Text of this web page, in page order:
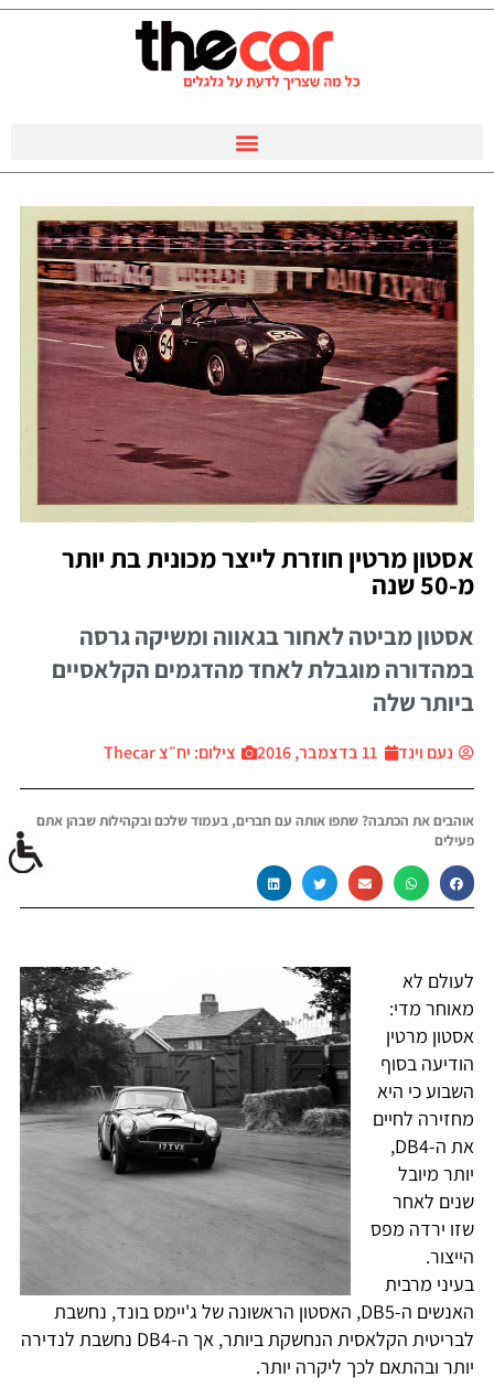
אסטון מרטין חוזרת לייצר מכונית בת יותר
מ-50 שנה
אסטון מביטה לאחור בגאווה ומשיקה גרסה
במהדורה מוגבלת לאחד מהדגמים הקלאסיים
ביותר שלה
נעם וינד 11 בדצמבר, 2016 צילום: יח״צ Thecar
אוהבים את הכתבה? שתפו אותה עם חברים, בעמוד שלכם ובקהילות שבהן אתם
פעילים
לעולם לא
מאוחר מדי:
אסטון מרטין
הודיעה בסוף
השבוע כי היא
מחזירה לחיים
את ה-DB4,
יותר מיובל
שנים לאחר
שזו ירדה מפס
הייצור.
בעיני מרבית
האנשים ה-DB5, האסטון הראשונה של ג'יימס בונד, נחשבת
לבריטית הקלאסית הנחשקת ביותר, אך ה-DB4 נחשבת לנדירה
יותר ובהתאם לכך ליקרה יותר.